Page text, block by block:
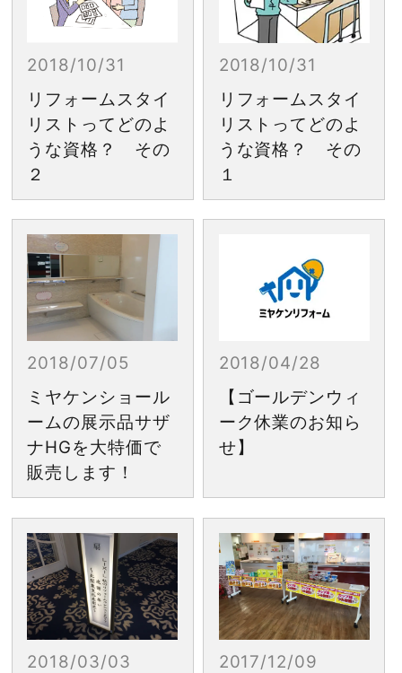
2018/10/31
リフォームスタイ
リストってどのよ
うな資格？ その
２
2018/10/31
リフォームスタイ
リストってどのよ
うな資格？ その
１
2018/07/05
ミヤケンショール
ームの展示品サザ
ナHGを大特価で
販売します！
2018/04/28
【ゴールデンウィ
ーク休業のお知ら
せ】
2018/03/03
2017/12/09